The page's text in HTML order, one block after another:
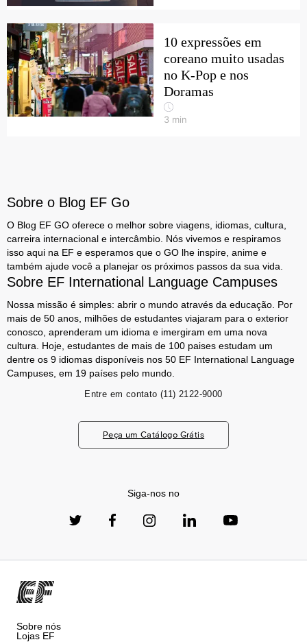
10 expressões em
coreano muito usadas
no K-Pop e nos
Doramas
3 min
Sobre o Blog EF Go
O Blog EF GO oferece o melhor sobre viagens, idiomas, cultura,
carreira internacional e intercâmbio. Nós vivemos e respiramos
isso aqui na EF e esperamos que o GO lhe inspire, anime e
também ajude você a planejar os próximos passos da sua vida.
Sobre EF International Language Campuses
Nossa missão é simples: abrir o mundo através da educação. Por
mais de 50 anos, milhões de estudantes viajaram para o exterior
conosco, aprenderam um idioma e imergiram em uma nova
cultura. Hoje, estudantes de mais de 100 paises estudam um
dentre os 9 idiomas disponíveis nos 50 EF International Language
Campuses, em 19 países pelo mundo.
Entre em contato (11) 2122-9000
Peça um Catálogo Grátis
Siga-nos no
Sobre nós
Lojas EF